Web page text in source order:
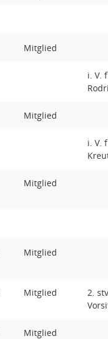
Mitglied
i. V.
Mitglied
i. V.
Mitglied
Mitglied
Mitglied
2.
Mitglied